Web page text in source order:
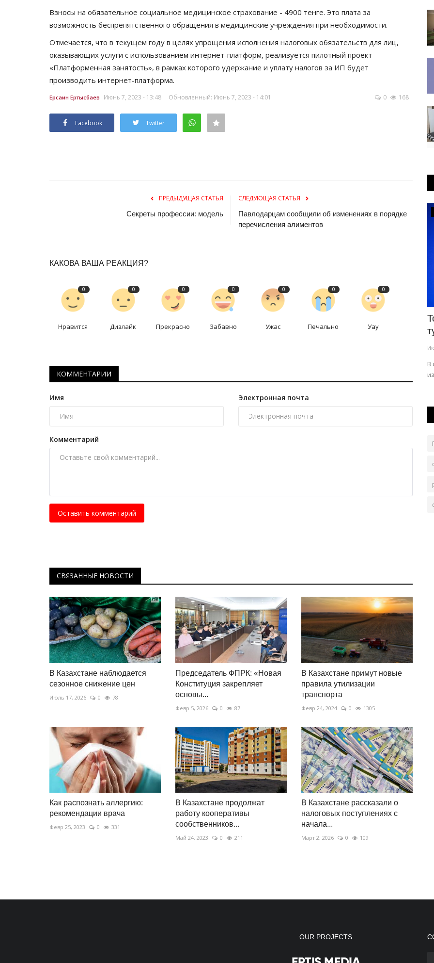
Взносы на обязательное социальное медицинское страхование - 4900 тенге. Это плата за
возможность беспрепятственного обращения в медицинские учреждения при необходимости.
Отмечается, что в текущем году в целях упрощения исполнения налоговых обязательств для лиц,
оказывающих услуги с использованием интернет-платформ, реализуется пилотный проект
«Платформенная занятость», в рамках которого удержание и уплату налогов за ИП будет
производить интернет-платформа.
Ерсаин Ертысбаев Июнь 7, 2023 - 13:48 Обновленный: Июнь 7, 2023 - 14:01 0 168
Facebook Twitter
ПРЕДЫДУЩАЯ СТАТЬЯ
Секреты профессии: модель
СЛЕДУЮЩАЯ СТАТЬЯ
Павлодарцам сообщили об изменениях в порядке
перечисления алиментов
КАКОВА ВАША РЕАКЦИЯ?
0
Нравится
0
Дизлайк
0
Прекрасно
0
Забавно
0
Ужас
0
Печально
0
Уау
КОММЕНТАРИИ
Имя Электронная почта
Комментарий
Оставить комментарий
СВЯЗАННЫЕ НОВОСТИ
В Казахстане наблюдается
сезонное снижение цен
Июль 17, 2026 0 78
Председатель ФПРК: «Новая
Конституция закрепляет
основы...
Февр 5, 2026 0 87
В Казахстане примут новые
правила утилизации
транспорта
Февр 24, 2024 0 1305
Как распознать аллергию:
рекомендации врача
Февр 25, 2023 0 331
В Казахстане продолжат
работу кооперативы
сообственников...
Май 24, 2023 0 211
В Казахстане рассказали о
налоговых поступлениях с
начала...
Март 2, 2026 0 109
пожарной службы Павлодара
Когда-то цена одного экспоната равнялась трём
«Жигулям».
Культура
творческие номера
В
OUR PROJECTS